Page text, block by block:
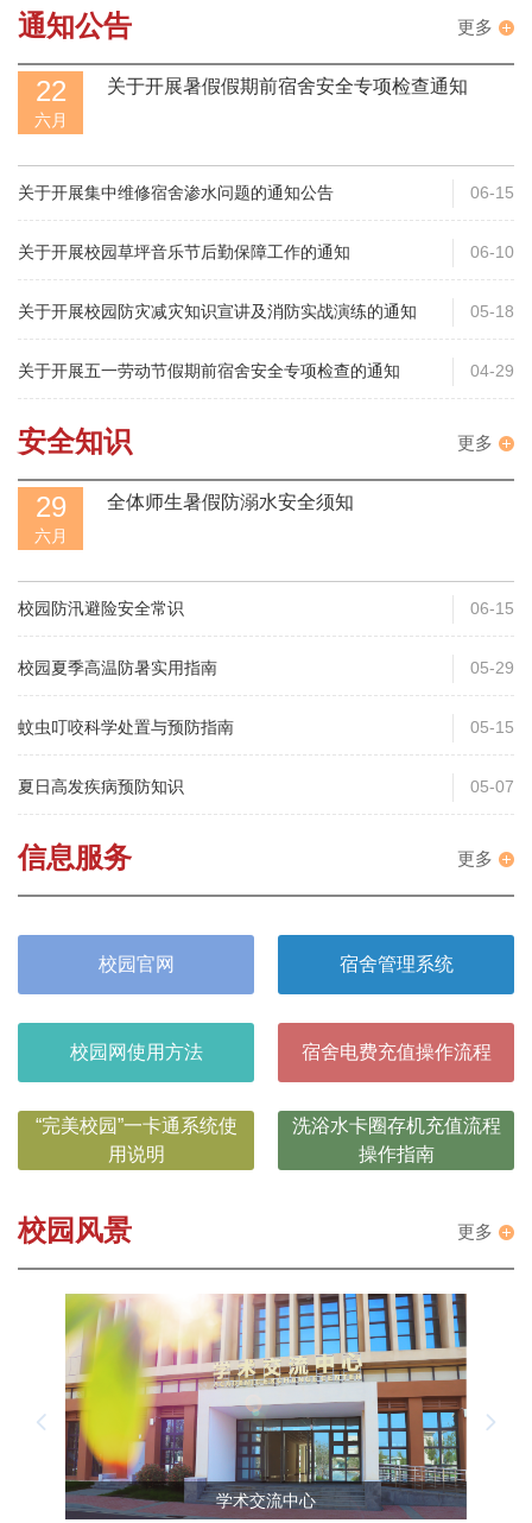
更多
通知公告
22
六月
关于开展暑假假期前宿舍安全专项检查通知
关于开展集中维修宿舍渗水问题的通知公告 06-15
关于开展校园草坪音乐节后勤保障工作的通知 06-10
关于开展校园防灾减灾知识宣讲及消防实战演练的通知 05-18
关于开展五一劳动节假期前宿舍安全专项检查的通知 04-29
更多
安全知识
29
六月
全体师生暑假防溺水安全须知
校园防汛避险安全常识 06-15
校园夏季高温防暑实用指南 05-29
蚊虫叮咬科学处置与预防指南 05-15
夏日高发疾病预防知识 05-07
更多
信息服务
校园官网 宿舍管理系统
校园网使用方法 宿舍电费充值操作流程
“完美校园”一卡通系统使
用说明
洗浴水卡圈存机充值流程
操作指南
更多
校园风景
学术交流中心